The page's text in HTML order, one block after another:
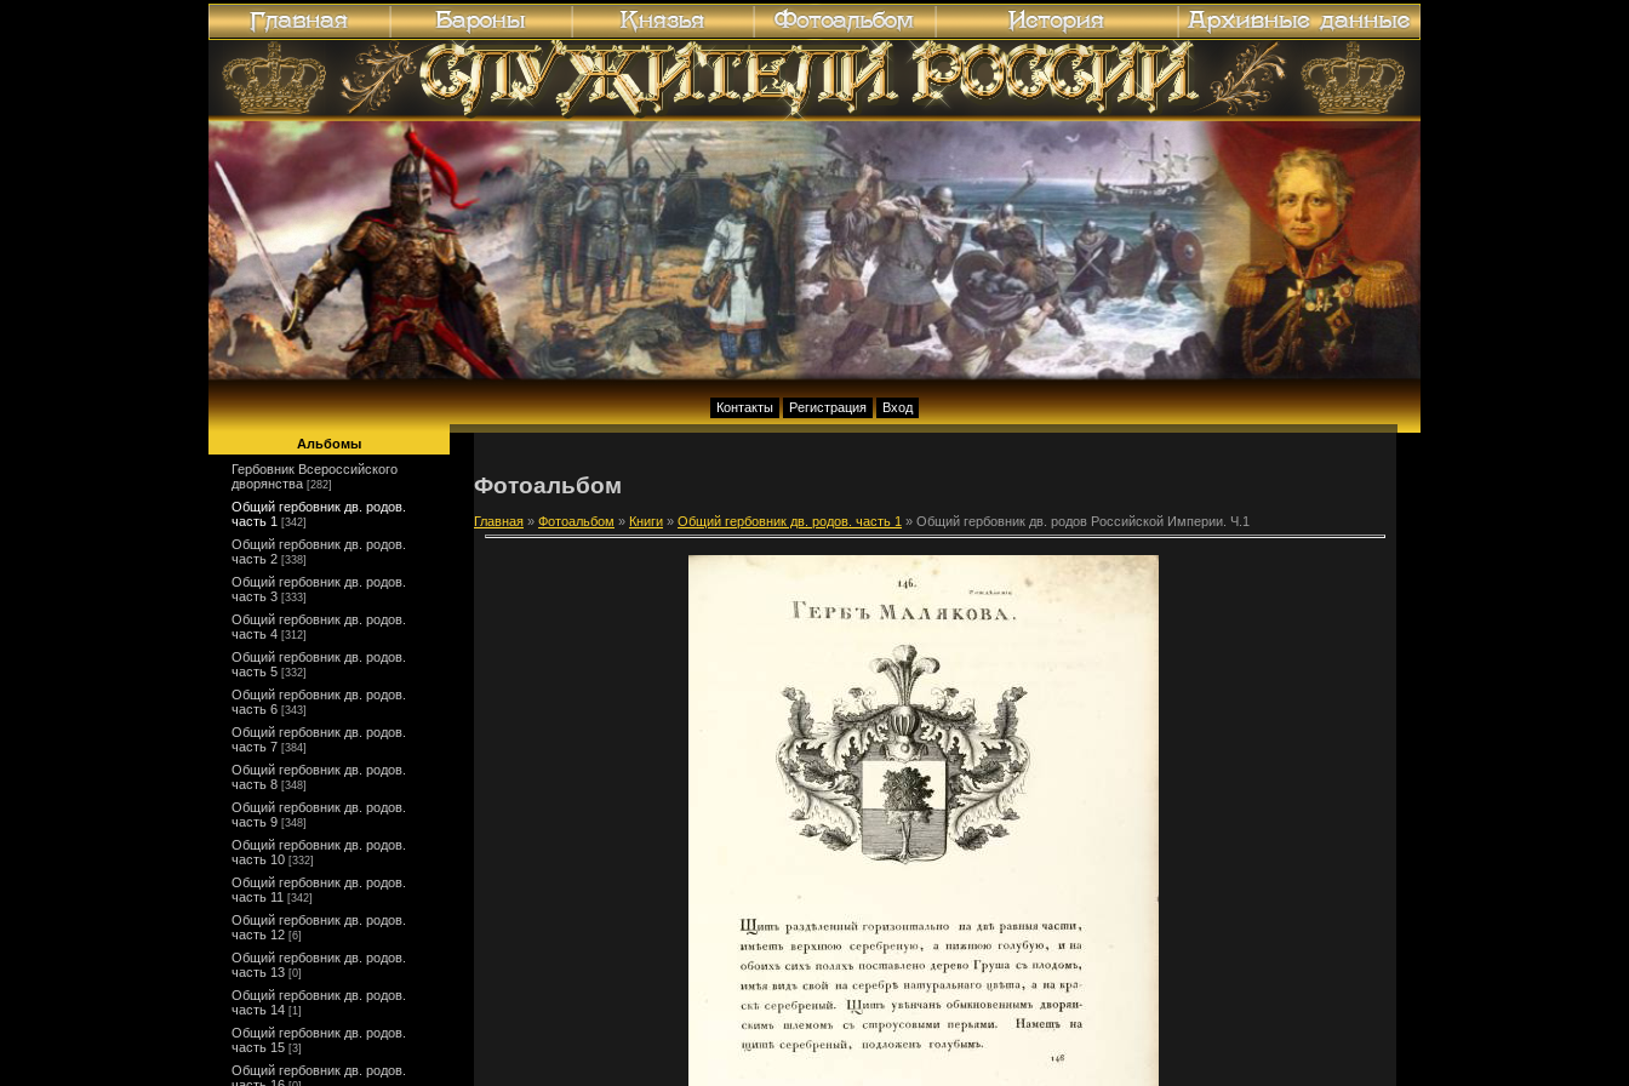
Контакты Регистрация Вход
Альбомы
Гербовник Всероссийского
дворянства [282]
Общий гербовник дв. родов.
часть 1 [342]
Общий гербовник дв. родов.
часть 2 [338]
Общий гербовник дв. родов.
часть 3 [333]
Общий гербовник дв. родов.
часть 4 [312]
Общий гербовник дв. родов.
часть 5 [332]
Общий гербовник дв. родов.
часть 6 [343]
Общий гербовник дв. родов.
часть 7 [384]
Общий гербовник дв. родов.
часть 8 [348]
Общий гербовник дв. родов.
часть 9 [348]
Общий гербовник дв. родов.
часть 10 [332]
Общий гербовник дв. родов.
часть 11 [342]
Общий гербовник дв. родов.
часть 12 [6]
Общий гербовник дв. родов.
часть 13 [0]
Общий гербовник дв. родов.
часть 14 [1]
Общий гербовник дв. родов.
часть 15 [3]
Общий гербовник дв. родов.
Фотоальбом
Главная » Фотоальбом » Книги » Общий гербовник дв. родов. часть 1 » Общий гербовник дв. родов Российской Империи. Ч.1